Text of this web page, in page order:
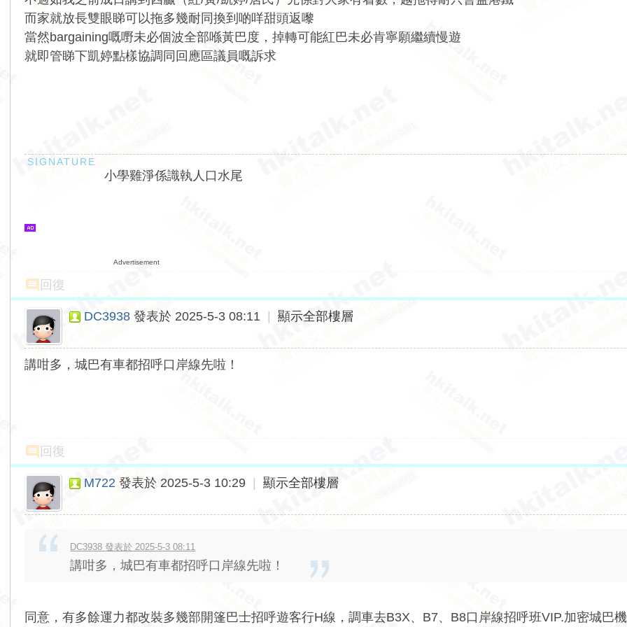
而家就放長雙眼睇可以拖多幾耐同換到啲咩甜頭返嚟
當然bargaining嘅嘢未必個波全部喺黃巴度，掉轉可能紅巴未必肯寧願繼續慢遊
就即管睇下凱婷點樣協調同回應區議員嘅訴求
小學雞淨係識執人口水尾
Advertisement
回復
DC3938 發表於 2025-5-3 08:11 顯示全部樓層
講咁多，城巴有車都招呼口岸線先啦！
回復
M722 發表於 2025-5-3 10:29 顯示全部樓層
DC3938 發表於 2025-5-3 08:11
講咁多，城巴有車都招呼口岸線先啦！
同意，有多餘運力都改裝多幾部開篷巴士招呼遊客行H線，調車去B3X、B7、B8口岸線招呼班VIP.加密城巴